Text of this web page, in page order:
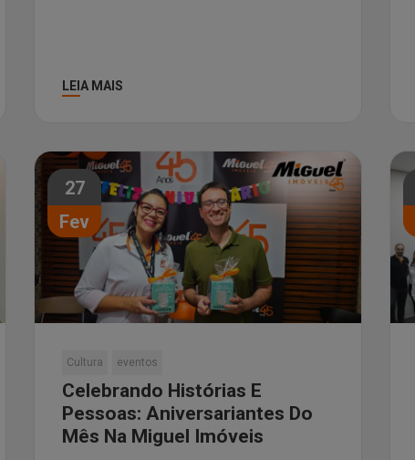
LEIA MAIS
27
Fev
Cultura eventos
Celebrando Histórias E
Pessoas: Aniversariantes Do
Mês Na Miguel Imóveis